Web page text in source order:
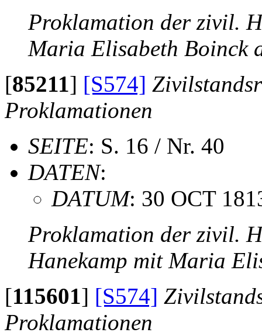
Proklamation der zivil.
Maria Elisabeth Boinck
[85211] [S574]
Proklamationen
SEITE: S. 16 / Nr. 40
DATEN:
DATUM: 30 OCT
Proklamation der zivil.
Hanekamp mit Maria
[115601] [S574]
Proklamationen